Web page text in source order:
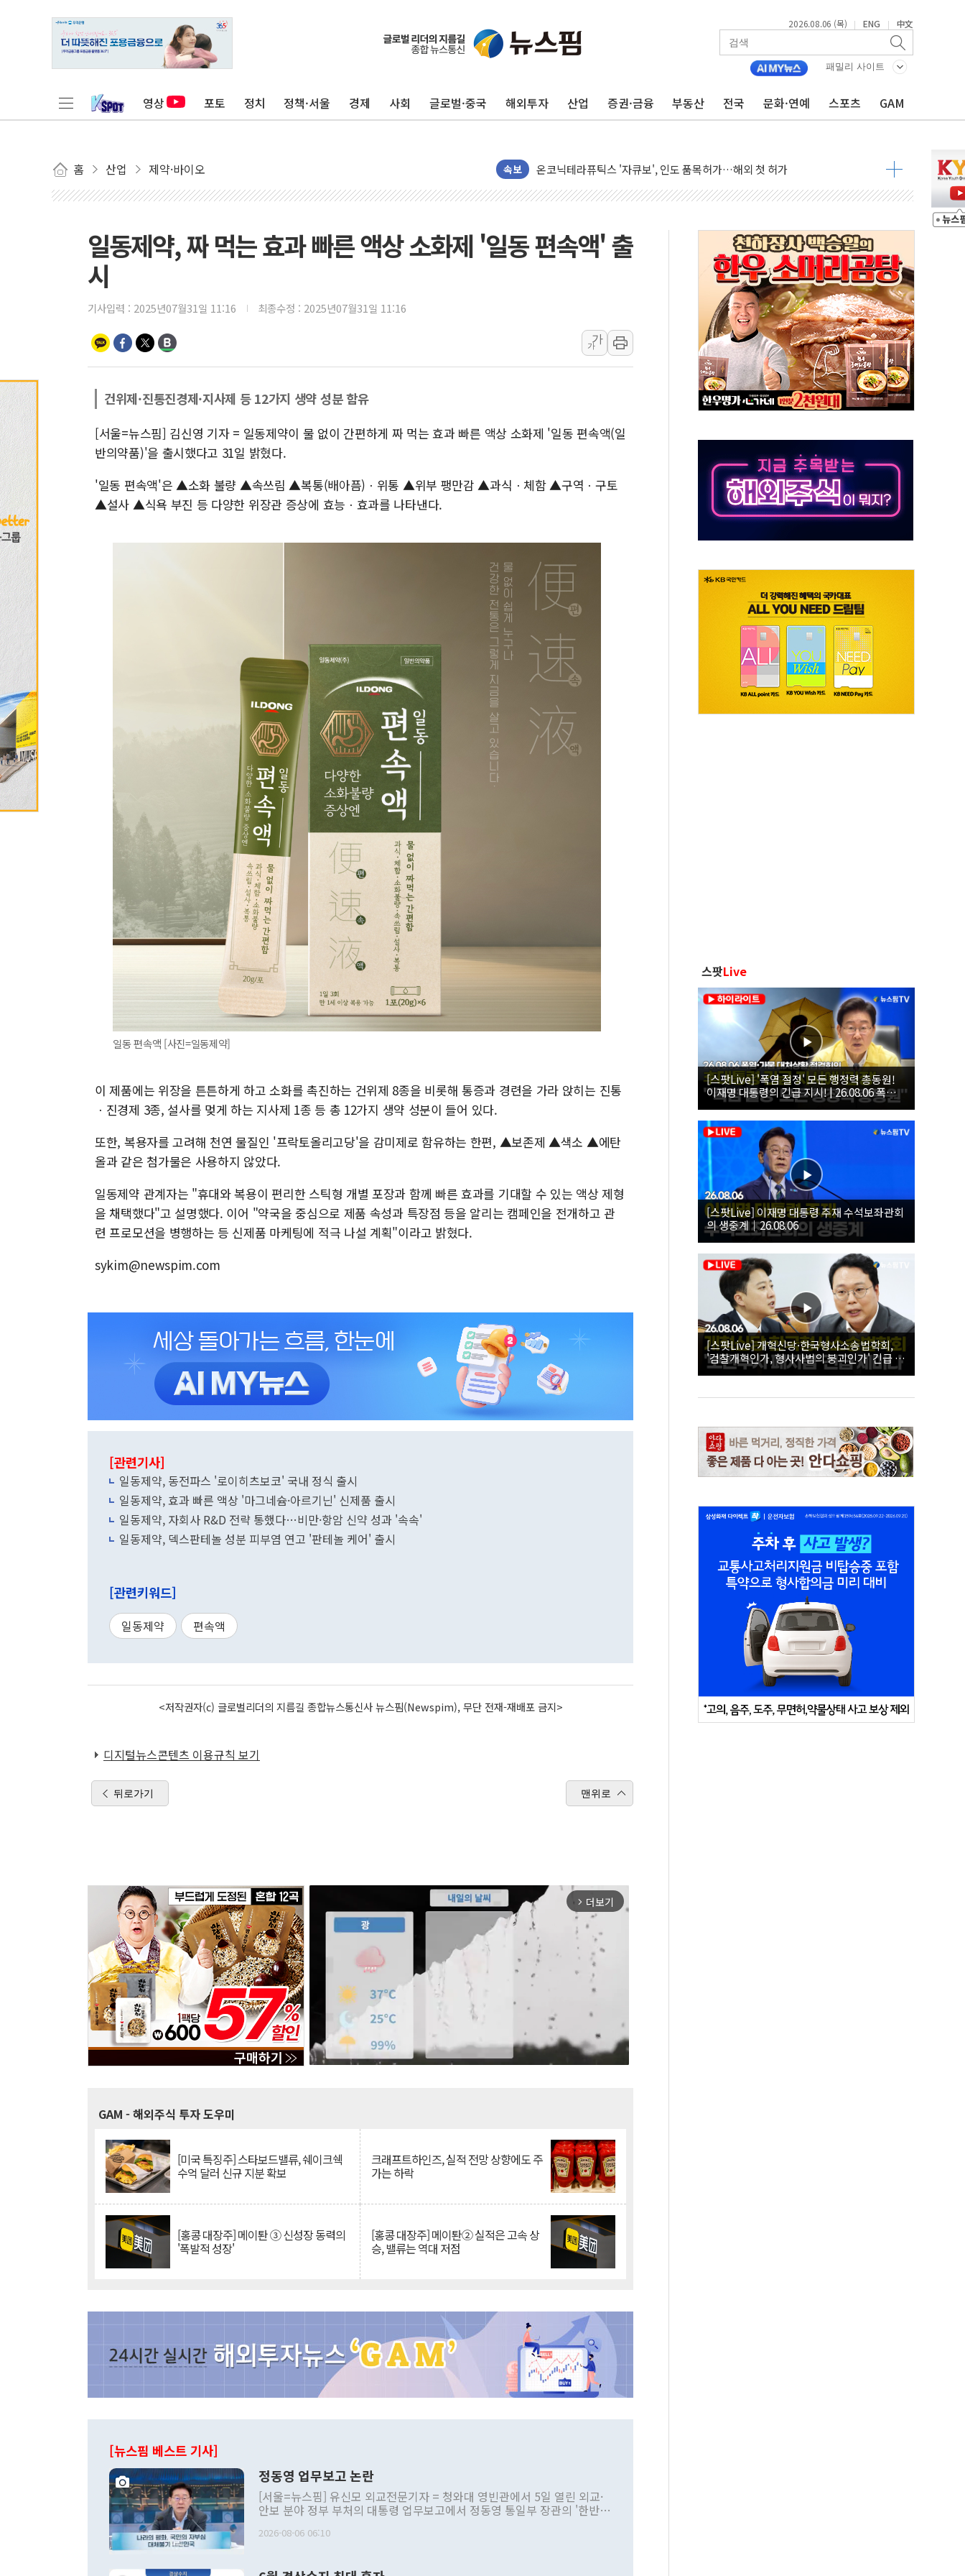
2026.08.06 (목) | ENG | 中文
패밀리 사이트
영상 포토 정치 정책·서울 경제 사회 글로벌·중국 해외투자 산업 증권·금융 부동산 전국 문화·연예 스포츠 GAM
홈 산업 제약·바이오 속보
오세훈 "서민 전·월세 외면한 세제개편"…용산공원 훼손 안 돼
보훈부 "노태우 참배 계획 없다"…전직 대통령 예우 대상 제외·국민 정서 고려
오세훈 '여론조사 대납' 항소심 21일 첫 공판…1심은 시장직 상실형
현대百 지주체제 '마지막 퍼즐'…현대홈쇼핑 1.2조 투자자산 떼낸다
中 '항생제 개구리' 파장 확산, 식품안전 점검 강화
'엔화 방어 공조'라는 이름의 베선트식 QE..."연준에 부담 가중"
청와대 "조희대 대법원장 탄핵 공감, 사실 아니다…대법관 신속 제청 해야"
李대통령 "40도 폭염, 외신에서나 보던 일"…전방위 대응 지시
법무법인 YK, 교정위원 중앙협의회와 맞손…수용자·가족 법률지원 확대
컴투스, 8일부터 서머너즈 워 챔피언십 개최
제주항공, 하반기 객실승무원 공개채용
인도, 차량 간 통신시스템 장착 의무화 추진..."업계 성장 저해" 우려도
무역선부터 요트까지...관세청, 해상 마약밀수 '3중 차단'
서연컴퍼니, 시드 투자 유치…일본·동남아 사업 확대
피치 "韓 코스피 약세 장기화 시 주택수요 위축 우려"
일동제약, 짜 먹는 효과 빠른 액상 소화제 '일동 편속액' 출
시
기사입력 : 2025년07월31일 11:16 최종수정 : 2025년07월31일 11:16
가
가
건위제·진통진경제·지사제 등 12가지 생약 성분 함유
[서울=뉴스핌] 김신영 기자 = 일동제약이 물 없이 간편하게 짜 먹는 효과 빠른 액상 소화제 '일동 편속액(일
반의약품)'을 출시했다고 31일 밝혔다.
'일동 편속액'은 ▲소화 불량 ▲속쓰림 ▲복통(배아픔)ㆍ위통 ▲위부 팽만감 ▲과식ㆍ체함 ▲구역ㆍ구토
▲설사 ▲식욕 부진 등 다양한 위장관 증상에 효능ㆍ효과를 나타낸다.
일동 편속액 [사진=일동제약]
이 제품에는 위장을 튼튼하게 하고 소화를 촉진하는 건위제 8종을 비롯해 통증과 경련을 가라 앉히는 진통
ㆍ진경제 3종, 설사를 멎게 하는 지사제 1종 등 총 12가지 생약 성분이 들어 있다.
또한, 복용자를 고려해 천연 물질인 '프락토올리고당'을 감미제로 함유하는 한편, ▲보존제 ▲색소 ▲에탄
올과 같은 첨가물은 사용하지 않았다.
일동제약 관계자는 "휴대와 복용이 편리한 스틱형 개별 포장과 함께 빠른 효과를 기대할 수 있는 액상 제형
을 채택했다"고 설명했다. 이어 "약국을 중심으로 제품 속성과 특장점 등을 알리는 캠페인을 전개하고 관
련 프로모션을 병행하는 등 신제품 마케팅에 적극 나설 계획"이라고 밝혔다.
sykim@newspim.com
[관련기사]
일동제약, 동전파스 '로이히츠보코' 국내 정식 출시
일동제약, 효과 빠른 액상 '마그네슘·아르기닌' 신제품 출시
일동제약, 자회사 R&D 전략 통했다…비만·항암 신약 성과 '속속'
일동제약, 덱스판테놀 성분 피부염 연고 '판테놀 케어' 출시
[관련키워드]
일동제약 편속액
<저작권자(c) 글로벌리더의 지름길 종합뉴스통신사 뉴스핌(Newspim), 무단 전재-재배포 금지>
디지털뉴스콘텐츠 이용규칙 보기
뒤로가기 맨위로
arrow_forward_ios 더보기
GAM - 해외주식 투자 도우미
[미국 특징주] 스타보드밸류, 쉐이크쉑
수억 달러 신규 지분 확보
크래프트하인즈, 실적 전망 상향에도 주
가는 하락
[홍콩 대장주] 메이퇀 ③ 신성장 동력의
'폭발적 성장'
[홍콩 대장주] 메이퇀② 실적은 고속 상
승, 밸류는 역대 저점
[뉴스핌 베스트 기사]
정동영 업무보고 논란
[서울=뉴스핌] 유신모 외교전문기자 = 청와대 영빈관에서 5일 열린 외교·
안보 분야 정부 부처의 대통령 업무보고에서 정동영 통일부 장관의 '한반도
발언 중에는 정부 내 조율을 거치지 않은 사안을 정책으로 추진하겠다고 공
2026-08-06 06:10
스팟Live
[스팟Live] '폭염 절정' 모든 행정력 총동원!
이재명 대통령의 긴급 지시! | 26.08.06 폭염•
가뭄 대처상황 점검회의
[스팟Live] 이재명 대통령 주재 수석보좌관회
의 생중계｜26.08.06
[스팟Live] 개혁신당·한국형사소송법학회,
'검찰개혁인가, 형사사법의 붕괴인가' 긴급 세
미나｜26.08.06